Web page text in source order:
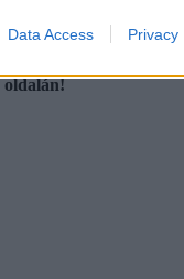
Data Access Privacy
oldalán!